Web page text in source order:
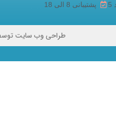
پشتیبانی 8 الی 18
طراحی وب سایت